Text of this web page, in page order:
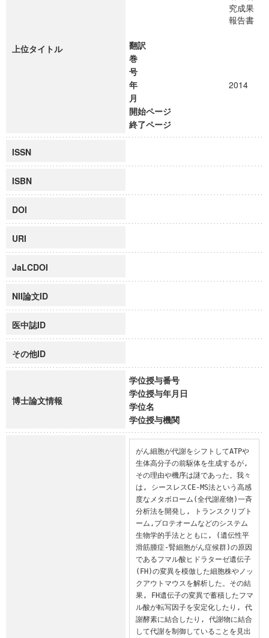
上位タイトル
究成果
報告書
翻訳
巻
号
年
2014
月
開始ページ
終了ページ
ISSN
ISBN
DOI
URI
JaLCDOI
NII論文ID
医中誌ID
その他ID
博士論文情報
学位授与番号
学位授与年月日
学位名
学位授与機関
がん細胞が代謝をシフトしてATPや
生体高分子の前駆体を生成するが,
その理由や機序は謎であった。我々
は, シースレスCE-MS法という高感
度なメタボローム(全代謝産物)一斉
分析法を開発し, トランスクリプト
ーム,プロテオームなどのシステム
生物学的手法とともに, (遺伝性平
滑筋腫症-腎細胞がん症候群)の原因
であるフマル酸ヒドラターゼ遺伝子
(FH)の変異を模倣した細胞株やノッ
クアウトマウスを解析した。その結
果, FH遺伝子の変異で蓄積したフマ
ル酸が転写因子を安定化したり, 代
謝酵素に結合したり, 代謝物に結合
して代謝を制御していることを見出